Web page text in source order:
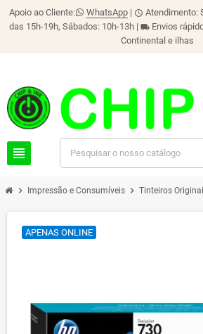
Apoio ao Cliente: WhatsApp | schedule Atendimento:
das 15h-19h, Sábados: 10h-13h | local_shipping Envios
Continental e ilhas
view_headline
chevron_right Impressão e Consumíveis chevron_right Tinteiros
APENAS ONLINE